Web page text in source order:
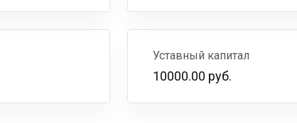
Уставный капитал
10000.00 руб.